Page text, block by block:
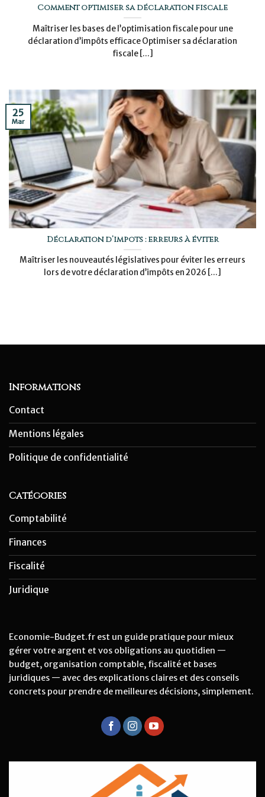
Comment optimiser sa déclaration fiscale
Maîtriser les bases de l’optimisation fiscale pour une
déclaration d’impôts efficace Optimiser sa déclaration
fiscale [...]
Déclaration d’impôts : erreurs à éviter
Maîtriser les nouveautés législatives pour éviter les erreurs
lors de votre déclaration d’impôts en 2026 [...]
25
Mar
Informations
Contact
Mentions légales
Politique de confidentialité
Catégories
Comptabilité
Finances
Fiscalité
Juridique
Economie-Budget.fr est un guide pratique pour mieux
gérer votre argent et vos obligations au quotidien —
budget, organisation comptable, fiscalité et bases
juridiques — avec des explications claires et des conseils
concrets pour prendre de meilleures décisions, simplement.